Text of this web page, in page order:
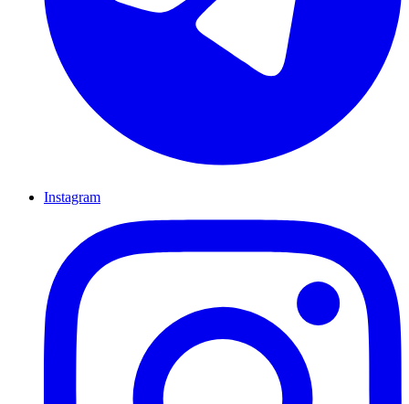
Instagram